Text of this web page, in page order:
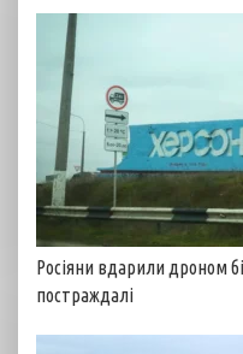
Росіяни вдарили дроном
постраждалі